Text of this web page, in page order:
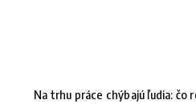
Na trhu práce chýbajú ľudia: čo